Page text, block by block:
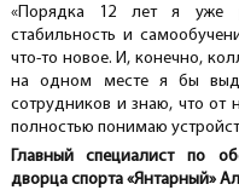
«Порядка 12 лет я уже
стабильность и
что-то новое. И, конечно,
на одном месте я бы
сотрудников и знаю, что от
полностью понимаю
Главный специалист по
дворца спорта «Янтарный»